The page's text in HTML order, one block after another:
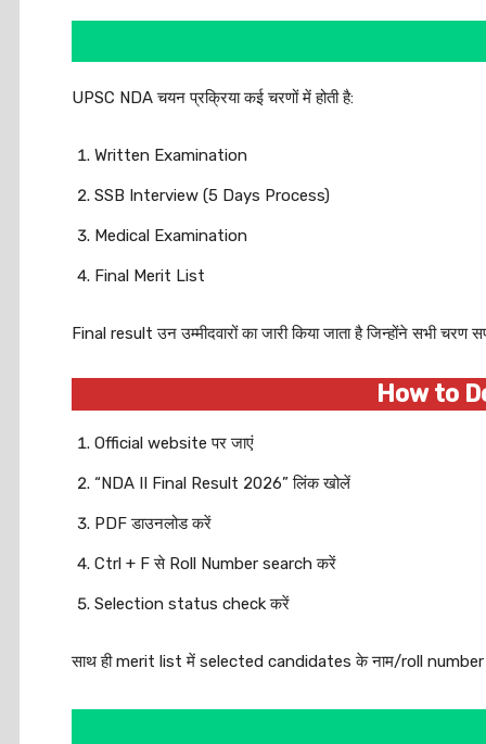
UPSC NDA चयन प्रक्रिया कई चरणों में होती है:
Written Examination
SSB Interview (5 Days Process)
Medical Examination
Final Merit List
Final result उन उम्मीदवारों का जारी किया जाता है जिन्होंने सभी चरण
How to
Official website पर जाएं
“NDA II Final Result 2026” लिंक खोलें
PDF डाउनलोड करें
Ctrl + F से Roll Number search करें
Selection status check करें
साथ ही merit list में selected candidates के नाम/roll number